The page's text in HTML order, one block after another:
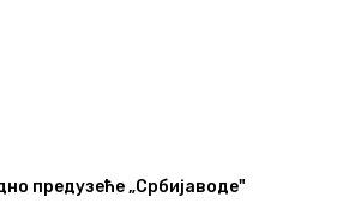
предузеће „Србијаводе"